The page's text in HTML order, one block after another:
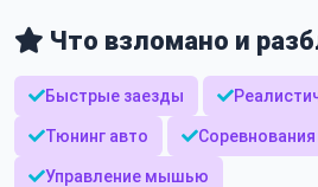
Что взломано и
Быстрые заезды
Тюнинг авто
Управление мышью